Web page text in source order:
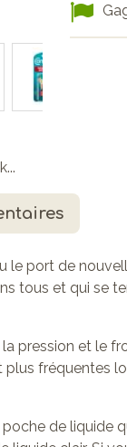
le port de
tous et qui se
pression et le
fréquentes
de liquide